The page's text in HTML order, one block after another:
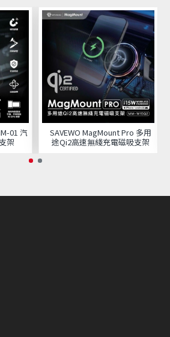
01 汽
架
SAVEWO MagMount Pro 多用
途Qi2高速無綫充電磁吸支架